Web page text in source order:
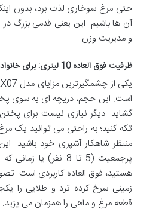
حتی مرغ سوخاری لذت برد، بدون
آن ها باشیم. این یعنی قدمی بزرگ
و مدیریت وزن.
ظرفیت فوق العاده 10 لیتری: برای خانواده های بزرگ و مهمانی ها
است. این حجم، دریچه ای به سوی
گشاید. دیگر نیازی نیست برای
تکه کنید؛ به راحتی می توانید یک
منتظر شاهکار آشپزی خود باشید.
پرجمعیت (5 تا 8 نفر)
هستید، فوق العاده کاربردی است.
زمینی سرخ کرده ترد و طلایی را
قطعه مرغ و ماهی را همزمان می پزید.